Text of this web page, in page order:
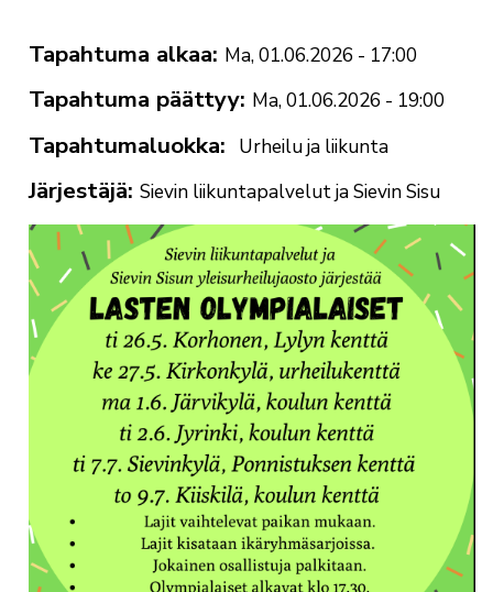
Tapahtuma alkaa Ma, 01.06.2026 - 17:00
Tapahtuma päättyy Ma, 01.06.2026 - 19:00
Tapahtumaluokka Urheilu ja liikunta
Järjestäjä Sievin liikuntapalvelut ja Sievin Sisu